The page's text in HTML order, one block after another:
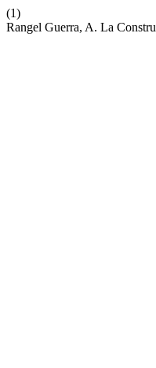
(1)
Rangel Guerra, A. La